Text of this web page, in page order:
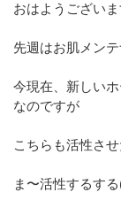
おはようございま
先週はお肌メン
今現在、新しい
なのですが
こちらも活性さ
ま〜活性するす